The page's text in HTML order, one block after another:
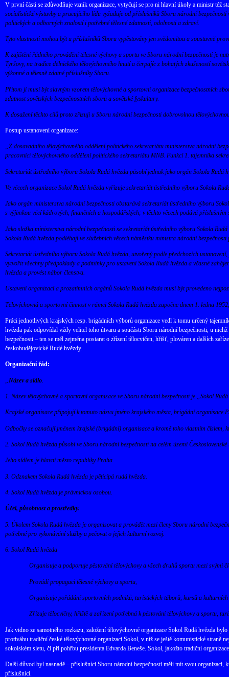
V první části se zdůvodňuje vznik organizace, vytyčují se pro ni hlavní úkoly a ministr též
socialistické výstavby a pracujícího lidu vyžaduje od příslušníků Sboru národní
politických a odborných znalostí i potřebné tělesné zdatnosti, odolnosti a zdraví.
Tyto vlastnosti mohou být u příslušníků Sboru vypěstovány jen svědomitou a soustavně
K zajištění řádného provádění tělesné výchovy a sportu ve Sboru národní bezpečnosti je
Tyršovy, na tradice dělnického tělovýchovného hnutí a čerpajíc z bohatých zkušeností
výkonné a tělesně zdatné příslušníky Sboru.
Přitom jí musí být slavným vzorem tělovýchovné a sportovní organizace bezpečnostních
zdatnost sovětských bezpečnostních sborů a sovětské fyskultury.
K dosažení těchto cílů proto zřizuji u Sboru národní bezpečnosti dobrovolnou
Postup ustanovení organizace:
„Z dosavadního tělovýchovného oddělení politického sekretariátu ministerstva národní
pracovníci tělovýchovného oddělení politického sekretariátu MNB. Funkcí 1. tajemníka
Sekretariát ústředního výboru Sokola Rudá hvězda působí jednak jako orgán Sokola Rudá
Ve věcech organizace Sokol Rudá hvězda vyřizuje sekretariát ústředního výboru Sokola
Jako orgán ministerstva národní bezpečnosti obstarává sekretariát ústředního výboru
s výjimkou věcí kádrových, finančních a hospodářských; v těchto věcech podává
Jako složka ministerstva národní bezpečnosti se sekretariát ústředního výboru Sokola
Sokola Rudá hvězda podléhají ve služebních věcech náměstku ministra národní
Sekretariát ústředního výboru Sokola Rudá hvězda, utvořený podle předchozích
vytvořit všechny předpoklady a podmínky pro ustavení Sokola Rudá hvězda a včasné
hvězda a provést nábor členstva.
Ustavení organizací a prozatímních orgánů Sokola Rudá hvězda musí být provedeno
Tělovýchovná a sportovní činnost v rámci Sokola Rudá hvězda započne dnem 1. ledna
Práci jednotlivých krajských resp. brigádních výborů organizace vedl k tomu určený
hvězda pak odpovídal vždy velitel toho útvaru a součásti Sboru národní bezpečnosti, u
bezpečnosti – ten se měl zejména postarat o zřízení tělocvičen, hřišť, plováren a dalších
českobudějovické Rudé hvězdy.
Organizační řád:
Název a sídlo
1. Název tělovýchovné a sportovní organisace ve Sboru národní bezpečnosti je „Sokol
Krajské organisace připojují k tomuto názvu jméno krajského města, brigádní organisace
Odbočky se označují jménem krajské (brigádní) organisace a kromě toho vlastním
2. Sokol Rudá hvězda působí ve Sboru národní bezpečnosti na celém území
Jeho sídlem je hlavní město republiky Praha.
3. Odznakem Sokola Rudá hvězda je pěticípá rudá hvězda.
4. Sokol Rudá hvězda je právnickou osobou.
Účel, působnost a prostředky.
5. Úkolem Sokola Rudá hvězda je organisovat a provádět mezi členy Sboru národní
potřebné pro vykonávání služby a pečovat o jejich kulturní rozvoj.
6. Sokol Rudá hvězda
Organisuje a podporuje pěstování tělovýchovy a všech druhů sportu mezi svými
Provádí propagaci tělesné výchovy a sportu,
Organisuje pořádání sportovních podniků, turistických táborů, kursů a
Zřizuje tělocvičny, hřiště a zařízení potřebná k pěstování tělovýchovy a sportu,
Jak vidno ze samotného rozkazu, založení tělovýchovné organizace Sokol Rudá hvězda
protiváhu tradiční české tělovýchovné organizaci Sokol, v níž se ještě komunistické straně
sokolském sletu, či při pohřbu presidenta Edvarda Beneše. Sokol, jakožto tradiční
Další důvod byl nasnadě – příslušníci Sboru národní bezpečnosti měli mít svou
příslušníci.